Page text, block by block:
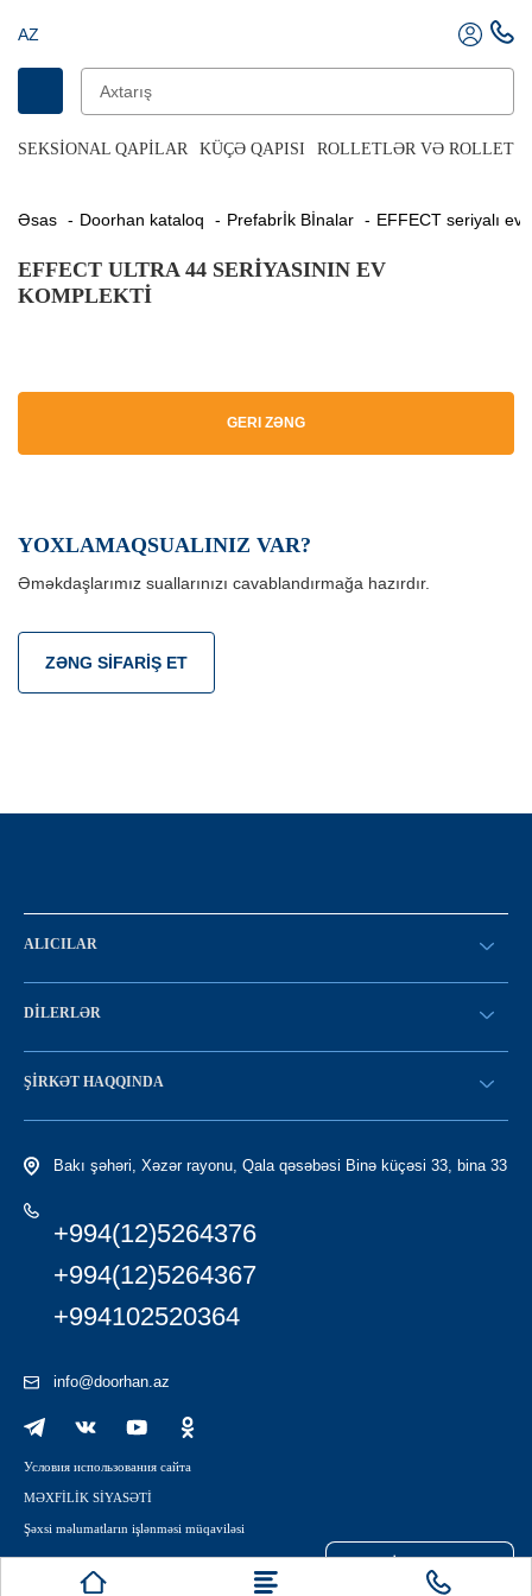
COOKİE FAYLLARI
AZ
SEKSIONAL QAPILAR KÜÇƏ QAPISI ROLLETLƏR VƏ ROLLET
Əsas Doorhan kataloq Prefabrİk Bİnalar EFFECT seriyalı ev
EFFECT ULTRA 44 SERIYASININ EV
KOMPLEKTI
GERI ZƏNG
YOXLAMAQSUALINIZ VAR?
Əməkdaşlarımız suallarınızı cavablandırmağa hazırdır.
ZƏNG SIFARIŞ ET
ALICILAR
SİFARİŞ VERİN
DILERLƏR
SATICI OLMAQ
LC-yə giriş
ŞIRKƏT HAQQINDA
Tariximiz
Bakı şəhəri, Xəzər rayonu, Qala qəsəbəsi Binə küçəsi 33, bina 33
+994(12)5264376
+994(12)5264367
+994102520364
info@doorhan.az
Условия использования сайта
MƏXFİLİK SİYASƏTİ
Şəxsi məlumatların işlənməsi müqaviləsi